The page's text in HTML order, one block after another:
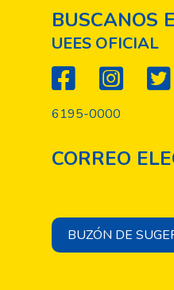
BUSCANOS
UEES OFICIAL
6195-0000
CORREO
BUZÓN DE